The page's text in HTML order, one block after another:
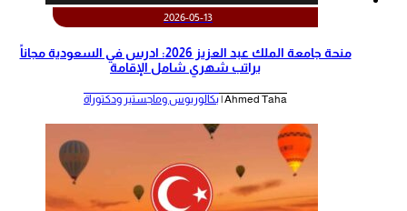
2026-05-13
منحة جامعة الملك عبد العزيز 2026: ادرس في السعودية مجاناً
براتب شهري شامل الإقامة
Ahmed Taha | بكالوريوس وماجستير ودكتوراة